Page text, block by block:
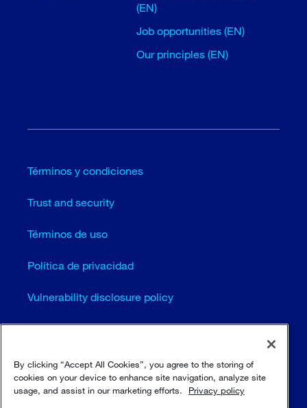
(EN)
Job opportunities (EN)
Our principles (EN)
Términos y condiciones
Trust and security
Términos de uso
Política de privacidad
Vulnerability disclosure policy
Cookie settings (EN)
Mapa del sitio
© Sulzer Ltd 1996 - 2025
By clicking “Accept All Cookies”, you agree to the storing of
cookies on your device to enhance site navigation, analyze site
usage, and assist in our marketing efforts.
Privacy policy